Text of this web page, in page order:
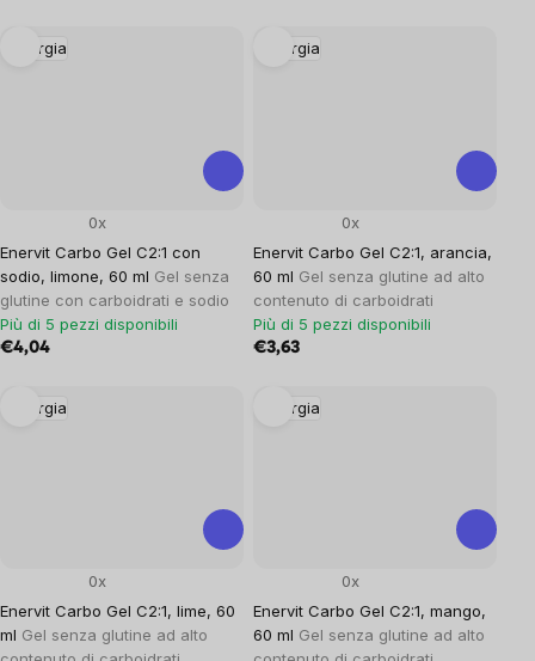
Energia
Enervit Carbo Gel C2:1 con
sodio, limone, 60 ml Gel senza
glutine con carboidrati e sodio
0x
Più di 5 pezzi disponibili
€4,04
Energia
Enervit Carbo Gel C2:1, arancia,
60 ml Gel senza glutine ad alto
contenuto di carboidrati
0x
Più di 5 pezzi disponibili
€3,63
Energia
Enervit Carbo Gel C2:1, lime, 60
ml Gel senza glutine ad alto
0x
Energia
Enervit Carbo Gel C2:1, mango,
60 ml Gel senza glutine ad alto
0x